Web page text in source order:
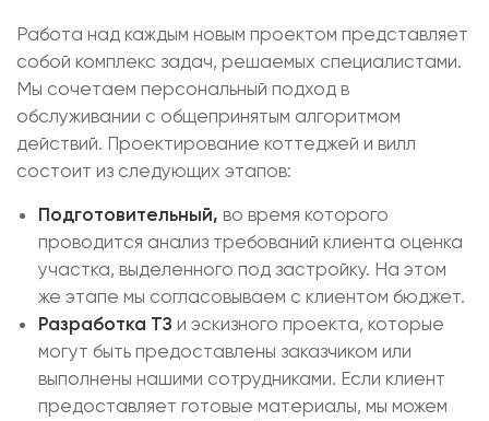
Работа над каждым новым проектом представляет
собой комплекс задач, решаемых специалистами.
Мы сочетаем персональный подход в
обслуживании с общепринятым алгоритмом
действий. Проектирование коттеджей и вилл
состоит из следующих этапов:
Подготовительный, во время которого
проводится анализ требований клиента оценка
участка, выделенного под застройку. На этом
же этапе мы согласовываем с клиентом бюджет.
Разработка ТЗ и эскизного проекта, которые
могут быть предоставлены заказчиком или
выполнены нашими сотрудниками. Если клиент
предоставляет готовые материалы, мы можем